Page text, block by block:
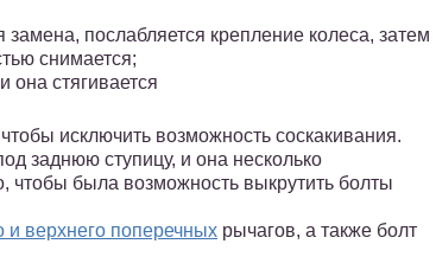
послабляется крепление колеса, затем
снимается;
она стягивается
исключить возможность соскакивания.
заднюю ступицу, и она несколько
чтобы была возможность выкрутить болты
и верхнего поперечных рычагов, а также болт